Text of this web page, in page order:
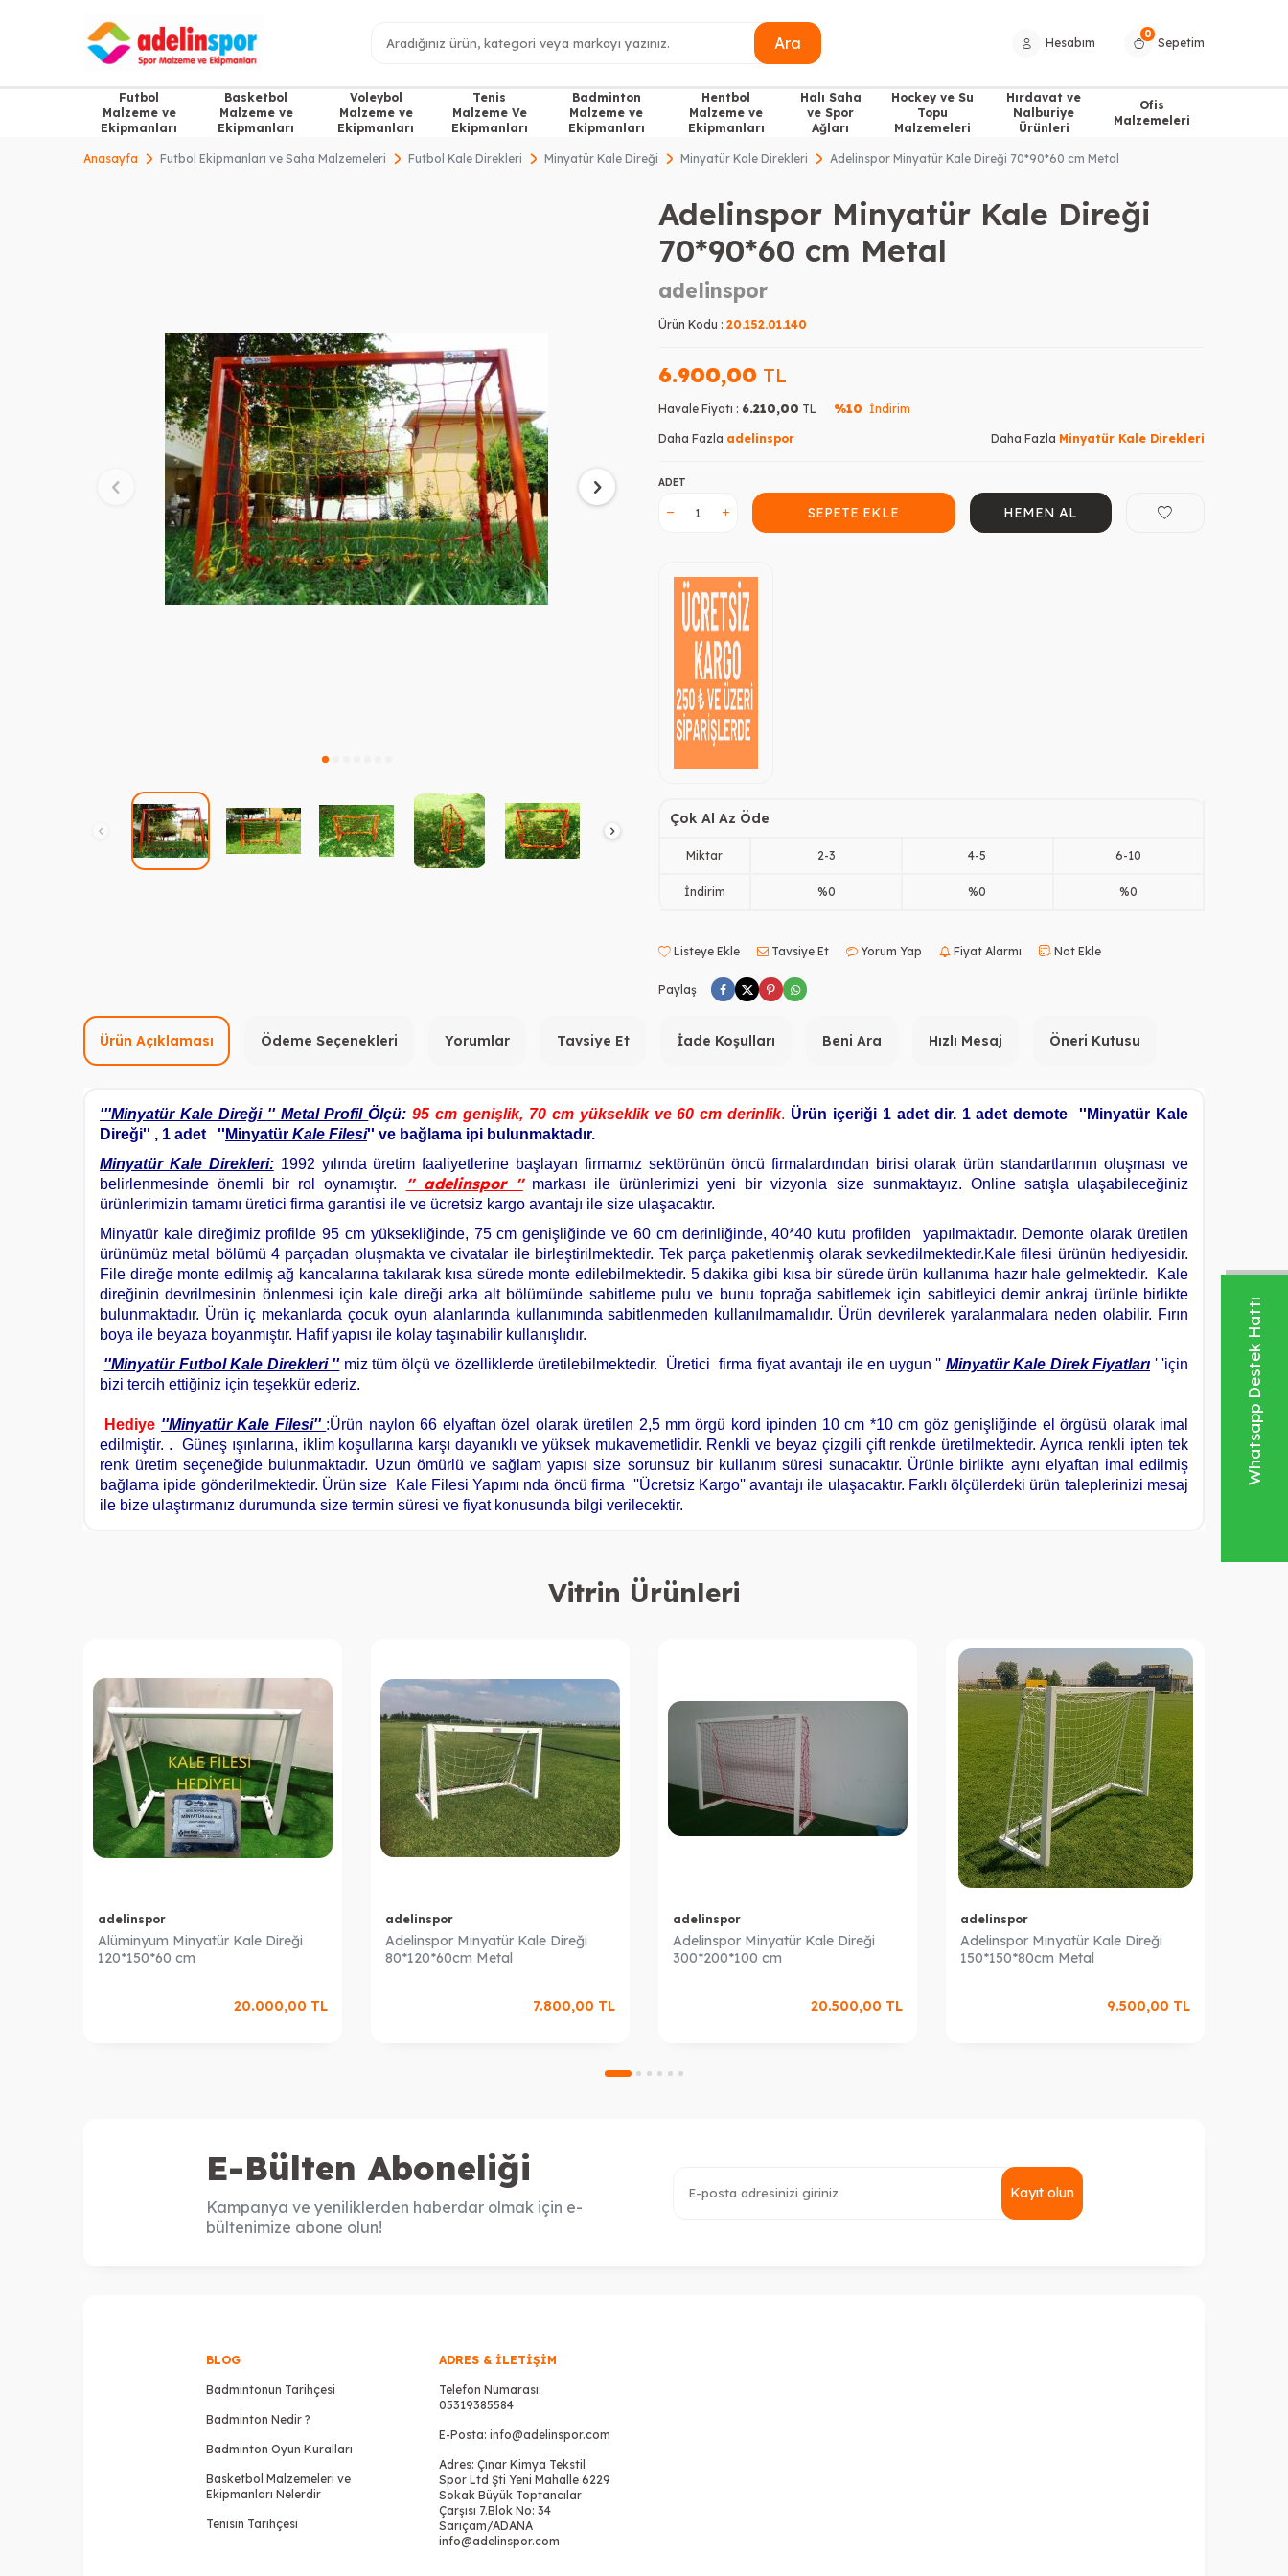
Whatsapp Destek Hattı
Ara Hesabım
0
Sepetim
Futbol
Malzeme ve
Ekipmanları
Basketbol
Malzeme ve
Ekipmanları
Voleybol
Malzeme ve
Ekipmanları
Tenis
Malzeme Ve
Ekipmanları
Badminton
Malzeme ve
Ekipmanları
Hentbol
Malzeme ve
Ekipmanları
Halı Saha
ve Spor
Ağları
Hockey ve Su
Topu
Malzemeleri
Hırdavat ve
Nalburiye
Ürünleri
Ofis
Malzemeleri
Anasayfa Futbol Ekipmanları ve Saha Malzemeleri Futbol Kale Direkleri Minyatür Kale Direği Minyatür Kale Direkleri Adelinspor Minyatür Kale Direği 70*90*60 cm Metal
Adelinspor Minyatür Kale Direği
70*90*60 cm Metal
adelinspor
Ürün Kodu : 20.152.01.140
6.900,00 TL
Havale Fiyatı : 6.210,00 TL %10 İndirim
Daha Fazla adelinspor Daha Fazla Minyatür Kale Direkleri
ADET
SEPETE EKLE HEMEN AL
Çok Al Az Öde
Miktar
İndirim
2-3
%0
4-5
%0
6-10
%0
Listeye Ekle Tavsiye Et Yorum Yap Fiyat Alarmı Not Ekle
Paylaş
Ürün Açıklaması Ödeme Seçenekleri Yorumlar Tavsiye Et İade Koşulları Beni Ara Hızlı Mesaj Öneri Kutusu
'''Minyatür Kale Direği '' Metal ProfilÖlçü: 95 cm genişlik, 70 cm yükseklik ve 60 cm derinlik. Ürün içeriği 1 adet dir. 1 adet demote ''Minyatür Kale
Direği'' , 1 adet '' Minyatür Kale Filesi'' ve bağlama ipi bulunmaktadır.
Minyatür Kale Direkleri:1992 yılında üretim faaliyetlerine başlayan firmamız sektörünün öncü firmalardından birisi olarak ürün standartlarının oluşması ve
belirlenmesinde önemli bir rol oynamıştır.
'' adelinspor ''
markası ile ürünlerimizi yeni bir vizyonla size sunmaktayız. Online satışla ulaşabileceğiniz
ürünlerimizin tamamı üretici firma garantisi ile ve ücretsiz kargo avantajı ile size ulaşacaktır.
Minyatür kale direğimiz profilde 95 cm yüksekliğinde, 75 cm genişliğinde ve 60 cm derinliğinde, 40*40 kutu profilden yapılmaktadır. Demonte olarak üretilen
ürünümüz metal bölümü 4 parçadan oluşmakta ve civatalar ile birleştirilmektedir. Tek parça paketlenmiş olarak sevkedilmektedir.Kale filesi ürünün hediyesidir.
File direğe monte edilmiş ağ kancalarına takılarak kısa sürede monte edilebilmektedir. 5 dakika gibi kısa bir sürede ürün kullanıma hazır hale gelmektedir. Kale
direğinin devrilmesinin önlenmesi için kale direği arka alt bölümünde sabitleme pulu ve bunu toprağa sabitlemek için sabitleyici demir ankraj ürünle birlikte
bulunmaktadır. Ürün iç mekanlarda çocuk oyun alanlarında kullanımında sabitlenmeden kullanılmamalıdır. Ürün devrilerek yaralanmalara neden olabilir. Fırın
boya ile beyaza boyanmıştır. Hafif yapısı ile kolay taşınabilir kullanışlıdır.
''Minyatür Futbol Kale Direkleri ''miz tüm ölçü ve özelliklerde üretilebilmektedir. Üretici firma fiyat avantajı ile en uygun '' MinyatürKale Direk Fiyatları ' 'için
bizi tercih ettiğiniz için teşekkür ederiz.
Hediye ''Minyatür Kale Filesi'' :Ürün naylon 66 elyaftan özel olarak üretilen 2,5 mm örgü kord ipinden 10 cm *10 cm göz genişliğinde el örgüsü olarak imal
edilmiştir. .
Güneş ışınlarına, iklim koşullarına karşı dayanıklı ve yüksek mukavemetlidir. Renkli ve beyaz çizgili çift renkde üretilmektedir. Ayrıca renkli ipten tek
renk üretim seçeneğide bulunmaktadır. Uzun ömürlü ve sağlam yapısı size sorunsuz bir kullanım süresi sunacaktır. Ürünle birlikte aynı elyaftan imal edilmiş
bağlama ipide gönderilmektedir. Ürün size Kale Filesi Yapımı nda öncü firma ''Ücretsiz Kargo'' avantajı ile ulaşacaktır. Farklı ölçülerdeki ürün taleplerinizi mesaj
ile bize ulaştırmanız durumunda size termin süresi ve fiyat konusunda bilgi verilecektir.
Vitrin Ürünleri
adelinspor
Alüminyum Minyatür Kale Direği
120*150*60 cm
20.000,00 TL
adelinspor
Adelinspor Minyatür Kale Direği
80*120*60cm Metal
7.800,00 TL
adelinspor
Adelinspor Minyatür Kale Direği
300*200*100 cm
20.500,00 TL
adelinspor
Adelinspor Minyatür Kale Direği
150*150*80cm Metal
9.500,00 TL
E-Bülten Aboneliği
Kampanya ve yeniliklerden haberdar olmak için e-
bültenimize abone olun!
Kayıt olun
BLOG
Badmintonun Tarihçesi
Badminton Nedir ?
Badminton Oyun Kuralları
Basketbol Malzemeleri ve
Ekipmanları Nelerdir
Tenisin Tarihçesi
ADRES & İLETIŞIM
Telefon Numarası:
05319385584
E-Posta:info@adelinspor.com
Adres: Çınar Kimya Tekstil
Spor Ltd Şti Yeni Mahalle 6229
Sokak Büyük Toptancılar
Çarşısı 7.Blok No: 34
Sarıçam/ADANA
info@adelinspor.com